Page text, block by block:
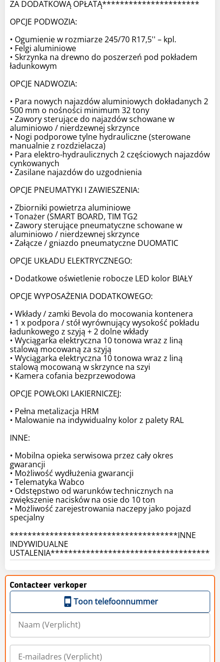
ZA DODATKOWĄ OPŁATĄ**********************
OPCJE PODWOZIA:
• Ogumienie w rozmiarze 245/70 R17,5'' – kpl.
• Felgi aluminiowe
• Skrzynka na drewno do poszerzeń pod pokładem
ładunkowym
OPCJE NADWOZIA:
• Para nowych najazdów aluminiowych dokładanych 2
500 mm o nośności minimum 32 tony
• Zawory sterujące do najazdów schowane w
aluminiowo / nierdzewnej skrzynce
• Nogi podporowe tylne hydrauliczne (sterowane
manualnie z rozdzielacza)
• Para elektro-hydraulicznych 2 częściowych najazdów
cynkowanych
• Zasilane najazdów do uzgodnienia
OPCJE PNEUMATYKI I ZAWIESZENIA:
• Zbiorniki powietrza aluminiowe
• Tonażer (SMART BOARD, TIM TG2
• Zawory sterujące pneumatyczne schowane w
aluminiowo / nierdzewnej skrzynce
• Załącze / gniazdo pneumatyczne DUOMATIC
OPCJE UKŁADU ELEKTRYCZNEGO:
• Dodatkowe oświetlenie robocze LED kolor BIAŁY
OPCJE WYPOSAŻENIA DODATKOWEGO:
• Wkłady / zamki Bevola do mocowania kontenera
• 1 x podpora / stół wyrównujący wysokość pokładu
ładunkowego z szyją + 2 dolne wkłady
• Wyciągarka elektryczna 10 tonowa wraz z liną
stalową mocowaną za szyją
• Wyciągarka elektryczna 10 tonowa wraz z liną
stalową mocowaną w skrzynce na szyi
• Kamera cofania bezprzewodowa
OPCJE POWŁOKI LAKIERNICZEJ:
• Pełna metalizacja HRM
• Malowanie na indywidualny kolor z palety RAL
INNE:
• Mobilna opieka serwisowa przez cały okres
gwarancji
• Możliwość wydłużenia gwarancji
• Telematyka Wabco
• Odstępstwo od warunków technicznych na
zwiększenie nacisków na osie do 10 ton
• Możliwość zarejestrowania naczepy jako pojazd
specjalny
**************************************INNE
INDYWIDUALNE
Contacteer verkoper
Toon telefoonnummer